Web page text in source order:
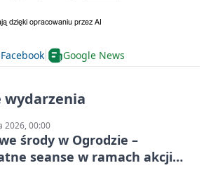
Facebook Google News
wydarzenia
2026, 00:00
środy w Ogrodzie –
seanse w ramach akcji